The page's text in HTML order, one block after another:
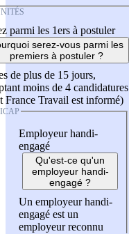
parmi les 1ers à postuler
serez-vous parmi les
premiers à postuler ?
de plus de 15 jours,
moins de 4 candidatures
France Travail est informé)
Employeur handi-
engagé
Qu'est-ce qu'un
employeur handi-
engagé ?
Un employeur handi-
engagé est un
employeur reconnu